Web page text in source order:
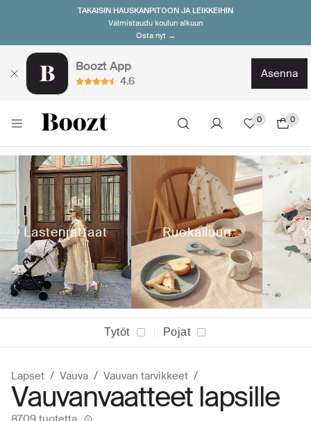
TAKAISIN HAUSKANPITOON JA LEIKKEIHIN
Valmistaudu koulun alkuun
Osta nyt →
Boozt App
4.6
asenna
0 0
Lastenrattaat Ruokailuun
Tytöt Pojat
Lapset Vauva Vauvan tarvikkeet
Vauvanvaatteet lapsille